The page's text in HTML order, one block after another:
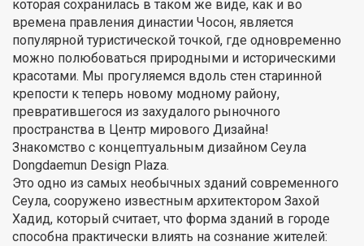
которая сохранилась в таком же виде, как и во
времена правления династии Чосон, является
популярной туристической точкой, где одновременно
можно полюбоваться природными и историческими
красотами. Мы прогуляемся вдоль стен старинной
крепости к теперь новому модному району,
превратившегося из захудалого рыночного
пространства в Центр мирового Дизайна!
Знакомство с концептуальным дизайном Сеула
Dongdaemun Design Plaza.
Это одно из самых необычных зданий современного
Сеула, сооружено известным архитектором Захой
Хадид, который считает, что форма зданий в городе
способна практически влиять на сознание жителей: